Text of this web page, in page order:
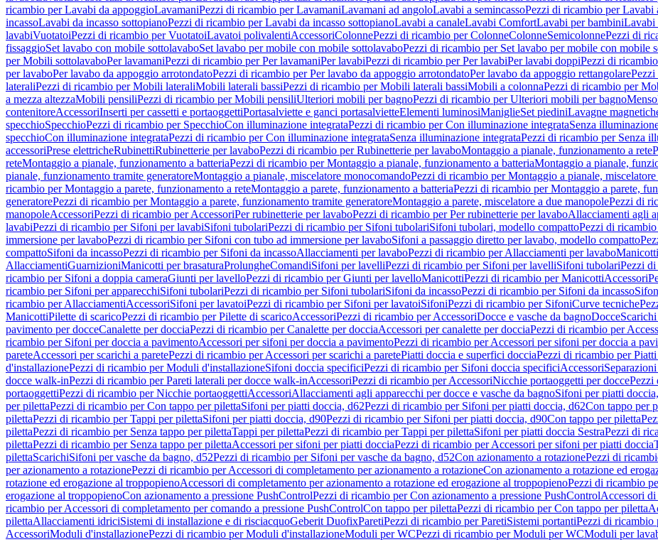
ricambio per Lavabi da appoggioLavamaniPezzi di ricambio per LavamaniLavamani ad angoloLavabi a semincassoPezzi di ricambio per Lavabi
incassoLavabi da incasso sottopianoPezzi di ricambio per Lavabi da incasso sottopianoLavabi a canaleLavabi ComfortLavabi per bambiniLavabi
lavabiVuotatoiPezzi di ricambio per VuotatoiLavatoi polivalentiAccessoriColonnePezzi di ricambio per ColonneColonneSemicolonnePezzi di
fissaggioSet lavabo con mobile sottolavaboSet lavabo per mobile con mobile sottolavaboPezzi di ricambio per Set lavabo per mobile con mobile
per Mobili sottolavaboPer lavamaniPezzi di ricambio per Per lavamaniPer lavabiPezzi di ricambio per Per lavabiPer lavabi doppiPezzi di
per lavaboPer lavabo da appoggio arrotondatoPezzi di ricambio per Per lavabo da appoggio arrotondatoPer lavabo da appoggio rettangolarePezzi
lateraliPezzi di ricambio per Mobili lateraliMobili laterali bassiPezzi di ricambio per Mobili laterali bassiMobili a colonnaPezzi di ricambio per
a mezza altezzaMobili pensiliPezzi di ricambio per Mobili pensiliUlteriori mobili per bagnoPezzi di ricambio per Ulteriori mobili per bagno
contenitoreAccessoriInserti per cassetti e portaoggettiPortasalviette e ganci portasalvietteElementi luminosiManiglieSet piediniLavagne
specchioSpecchioPezzi di ricambio per SpecchioCon illuminazione integrataPezzi di ricambio per Con illuminazione integrataSenza
specchioCon illuminazione integrataPezzi di ricambio per Con illuminazione integrataSenza illuminazione integrataPezzi di ricambio per Senza
accessoriPrese elettricheRubinettiRubinetterie per lavaboPezzi di ricambio per Rubinetterie per lavaboMontaggio a pianale, funzionamento a rete
reteMontaggio a pianale, funzionamento a batteriaPezzi di ricambio per Montaggio a pianale, funzionamento a batteriaMontaggio a pianale,
pianale, funzionamento tramite generatoreMontaggio a pianale, miscelatore monocomandoPezzi di ricambio per Montaggio a pianale,
ricambio per Montaggio a parete, funzionamento a reteMontaggio a parete, funzionamento a batteriaPezzi di ricambio per Montaggio a parete,
generatorePezzi di ricambio per Montaggio a parete, funzionamento tramite generatoreMontaggio a parete, miscelatore a due manopolePezzi di
manopoleAccessoriPezzi di ricambio per AccessoriPer rubinetterie per lavaboPezzi di ricambio per Per rubinetterie per lavaboAllacciamenti agli
lavabiPezzi di ricambio per Sifoni per lavabiSifoni tubolariPezzi di ricambio per Sifoni tubolariSifoni tubolari, modello compattoPezzi di
immersione per lavaboPezzi di ricambio per Sifoni con tubo ad immersione per lavaboSifoni a passaggio diretto per lavabo, modello compatto
compattoSifoni da incassoPezzi di ricambio per Sifoni da incassoAllacciamenti per lavaboPezzi di ricambio per Allacciamenti per lavaboManicotti
AllacciamentiGuarnizioniManicotti per brasaturaProlungheComandiSifoni per lavelliPezzi di ricambio per Sifoni per lavelliSifoni tubolariPezzi
ricambio per Sifoni a doppia cameraGiunti per lavelloPezzi di ricambio per Giunti per lavelloManicottiPezzi di ricambio per ManicottiAccessori
ricambio per Sifoni per apparecchiSifoni tubolariPezzi di ricambio per Sifoni tubolariSifoni da incassoPezzi di ricambio per Sifoni da incasso
ricambio per AllacciamentiAccessoriSifoni per lavatoiPezzi di ricambio per Sifoni per lavatoiSifoniPezzi di ricambio per SifoniCurve tecniche
ManicottiPilette di scaricoPezzi di ricambio per Pilette di scaricoAccessoriPezzi di ricambio per AccessoriDocce e vasche da bagnoDocce
pavimento per docceCanalette per docciaPezzi di ricambio per Canalette per docciaAccessori per canalette per docciaPezzi di ricambio per
ricambio per Sifoni per doccia a pavimentoAccessori per sifoni per doccia a pavimentoPezzi di ricambio per Accessori per sifoni per doccia a
pareteAccessori per scarichi a paretePezzi di ricambio per Accessori per scarichi a paretePiatti doccia e superfici docciaPezzi di ricambio per
d'installazionePezzi di ricambio per Moduli d'installazioneSifoni doccia specificiPezzi di ricambio per Sifoni doccia specificiAccessori
docce walk-inPezzi di ricambio per Pareti laterali per docce walk-inAccessoriPezzi di ricambio per AccessoriNicchie portaoggetti per doccePezzi
portaoggettiPezzi di ricambio per Nicchie portaoggettiAccessoriAllacciamenti agli apparecchi per docce e vasche da bagnoSifoni per piatti
per pilettaPezzi di ricambio per Con tappo per pilettaSifoni per piatti doccia, d62Pezzi di ricambio per Sifoni per piatti doccia, d62Con tappo per
pilettaPezzi di ricambio per Tappi per pilettaSifoni per piatti doccia, d90Pezzi di ricambio per Sifoni per piatti doccia, d90Con tappo per piletta
pilettaPezzi di ricambio per Senza tappo per pilettaTappi per pilettaPezzi di ricambio per Tappi per pilettaSifoni per piatti doccia SestraPezzi di
pilettaPezzi di ricambio per Senza tappo per pilettaAccessori per sifoni per piatti docciaPezzi di ricambio per Accessori per sifoni per piatti doccia
pilettaScarichiSifoni per vasche da bagno, d52Pezzi di ricambio per Sifoni per vasche da bagno, d52Con azionamento a rotazionePezzi di
per azionamento a rotazionePezzi di ricambio per Accessori di completamento per azionamento a rotazioneCon azionamento a rotazione ed
rotazione ed erogazione al troppopienoAccessori di completamento per azionamento a rotazione ed erogazione al troppopienoPezzi di ricambio
erogazione al troppopienoCon azionamento a pressione PushControlPezzi di ricambio per Con azionamento a pressione PushControlAccessori di
ricambio per Accessori di completamento per comando a pressione PushControlCon tappo per pilettaPezzi di ricambio per Con tappo per piletta
pilettaAllacciamenti idriciSistemi di installazione e di risciacquoGeberit DuofixParetiPezzi di ricambio per ParetiSistemi portantiPezzi di ricambio
AccessoriModuli d'installazionePezzi di ricambio per Moduli d'installazioneModuli per WCPezzi di ricambio per Moduli per WCModuli per